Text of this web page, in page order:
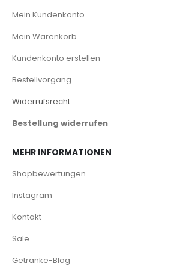
Mein Kundenkonto
Mein Warenkorb
Kundenkonto erstellen
Bestellvorgang
Widerrufsrecht
Bestellung widerrufen
MEHR INFORMATIONEN
Shopbewertungen
Instagram
Kontakt
Sale
Getränke-Blog